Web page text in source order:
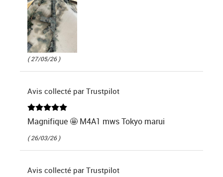
( 27/05/26 )
Avis collecté par Trustpilot
Magnifique 🤩 M4A1 mws Tokyo marui
( 26/03/26 )
Avis collecté par Trustpilot